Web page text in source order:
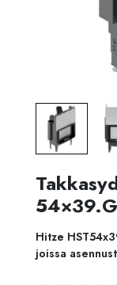
54×39.G
Hitze
joissa